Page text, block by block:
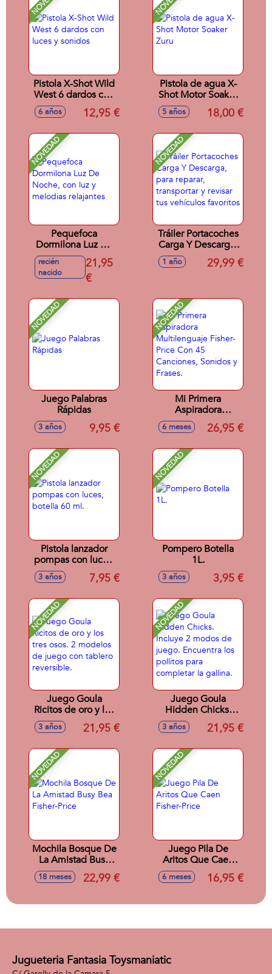
Pistola X-Shot Wild
West 6 dardos con
luces y sonidos
6 años 12,95 €
Pistola de agua X-
Shot Motor Soaker
Zuru
5 años 18,00 €
NOVEDAD
Pequefoca
Dormilona Luz De
Noche, con luz y
melodias relajantes
recién
nacido
21,95
€
NOVEDAD
Tráiler Portacoches
Carga Y Descarga,
para reparar,
transportar y revisar
1 año 29,99 €
NOVEDAD
Juego Palabras
Rápidas
3 años 9,95 €
NOVEDAD
Mi Primera
Aspiradora
Multilenguaje
Fisher-Price Con 45
y Frases.
6 meses 26,95 €
NOVEDAD
Pistola lanzador
pompas con luces,
botella 60 ml.
3 años 7,95 €
NOVEDAD
Pompero Botella
1L.
3 años 3,95 €
NOVEDAD
Juego Goula
Ricitos de oro y los
tres osos. 2
modelos de juego
reversible.
3 años 21,95 €
NOVEDAD
Juego Goula
Hidden Chicks.
Incluye 2 modos de
juego. Encuentra
completar la
gallina.
3 años 21,95 €
NOVEDAD
Mochila Bosque De
La Amistad Busy
Bea Fisher-Price
18 meses 22,99 €
NOVEDAD
Juego Pila De
Aritos Que Caen
Fisher-Price
6 meses 16,95 €
Jugueteria Fantasia Toysmaniatic